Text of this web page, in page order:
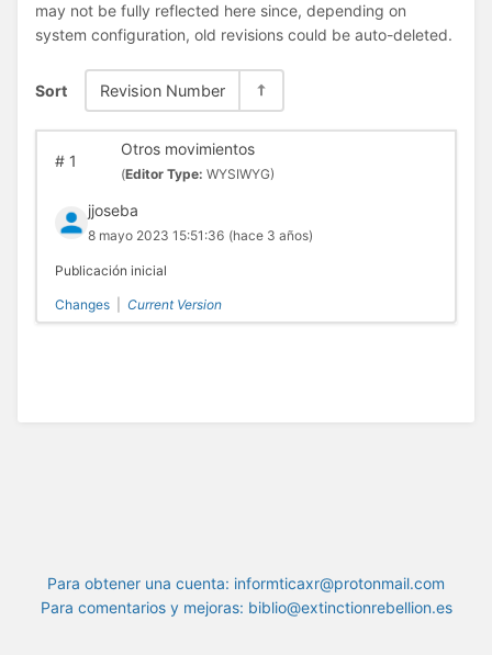
may not be fully reflected here since, depending on
system configuration, old revisions could be auto-deleted.
Sort Revision Number
#1
Otros movimientos
(Editor Type: WYSIWYG)
jjoseba
8 mayo 2023 15:51:36 (hace 3 años)
Publicación inicial
Changes Current Version
Para obtener una cuenta: informticaxr@protonmail.com
Para comentarios y mejoras: biblio@extinctionrebellion.es